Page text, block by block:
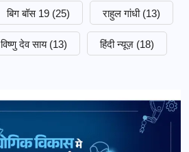
बिग बॉस 19 (25) राहुल गांधी (13)
विष्णु देव साय (13) हिंदी न्यूज़ (18)